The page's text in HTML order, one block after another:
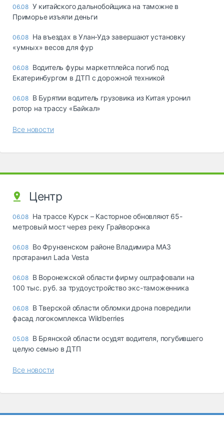
06.08 У китайского дальнобойщика на таможне в
Приморье изъяли деньги
06.08 Ha въeздax в Улaн-Удэ зaвepшaют ycтaнoвкy
«yмныx» вecoв для фyp
06.08 Водитель фуры маркетплейса погиб под
Екатеринбургом в ДТП с дорожной техникой
06.08 В Бурятии водитель грузовика из Китая уронил
ротор на трассу «Байкал»
Все новости
Центр
06.08 На трассе Курск – Касторное обновляют 65-
метровый мост через реку Грайворонка
06.08 Во Фрунзенском районе Владимира МАЗ
протаранил Lada Vesta
06.08 В Воронежской области фирму оштрафовали на
100 тыс. руб. за трудоустройство экс-таможенника
06.08 В Тверской области обломки дрона повредили
фасад логокомплекса Wildberries
05.08 В Брянской области осудят водителя, погубившего
целую семью в ДТП
Все новости